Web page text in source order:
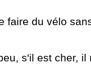
faire du vélo
s'il est cher,